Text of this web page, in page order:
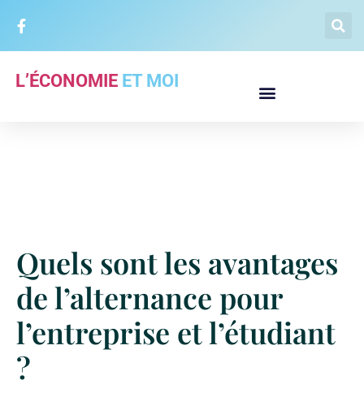
L’ÉCONOMIE ET MOI
Quels sont les avantages
de l’alternance pour
l’entreprise et l’étudiant
?